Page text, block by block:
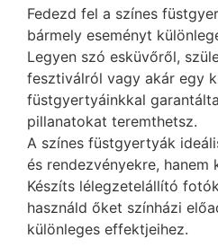
Fedezd fel a színes
bármely eseményt
Legyen szó esküvőről,
fesztiválról vagy akár egy
füstgyertyáinkkal
pillanatokat teremthetsz.
A színes füstgyertyák
és rendezvényekre,
Készíts lélegzetelállító
használd őket színházi
különleges effektjeihez.